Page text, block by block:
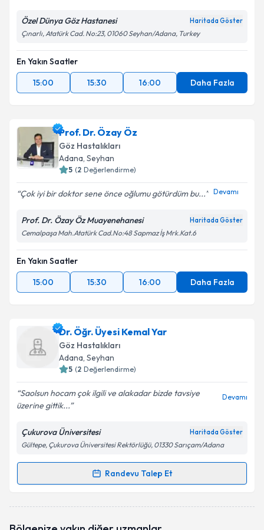
Özel Dünya Göz Hastanesi Haritada Göster
Çınarlı, Atatürk Cad. No:23, 01060 Seyhan/Adana, Turkey
En Yakın Saatler
15:00
15:30 16:00 Daha Fazla
Prof. Dr. Özay Öz
Göz Hastalıkları
Adana, Seyhan
5 (2 Değerlendirme)
Çok iyi bir doktor sene önce oğlumu götürdüm bu... Devamı
Prof. Dr. Özay Öz Muayenehanesi Haritada Göster
Cemalpaşa Mah.Atatürk Cad.No:48 Sapmaz İş Mrk.Kat.6
En Yakın Saatler
15:00
15:30 16:00 Daha Fazla
Dr. Öğr. Üyesi Kemal Yar
Göz Hastalıkları
Adana, Seyhan
5 (2 Değerlendirme)
Saolsun hocam çok ilgili ve alakadar bizde tavsiye
üzerine gittik...
Devamı
Çukurova Üniversitesi Haritada Göster
Gültepe, Çukurova Üniversitesi Rektörlüğü, 01330 Sarıçam/Adana
Randevu Talep Et
Randevu Takvimi Talebi